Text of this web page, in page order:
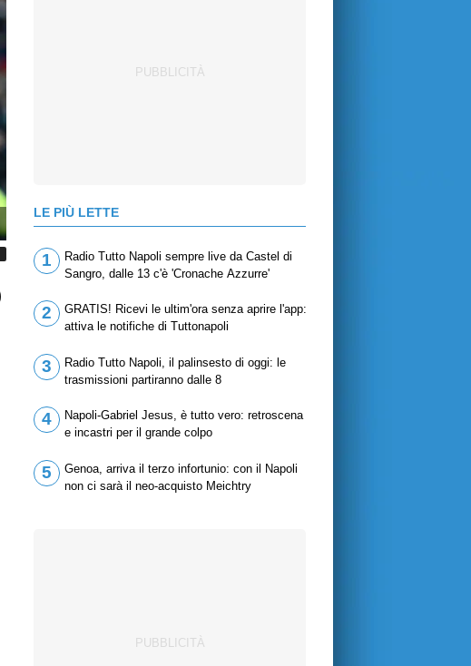
LE PIÙ LETTE
1
Radio Tutto Napoli sempre live da Castel di
Sangro, dalle 13 c'è 'Cronache Azzurre'
2
GRATIS! Ricevi le ultim'ora senza aprire l'app:
attiva le notifiche di Tuttonapoli
3
Radio Tutto Napoli, il palinsesto di oggi: le
trasmissioni partiranno dalle 8
4
Napoli-Gabriel Jesus, è tutto vero: retroscena
e incastri per il grande colpo
5
Genoa, arriva il terzo infortunio: con il Napoli
non ci sarà il neo-acquisto Meichtry